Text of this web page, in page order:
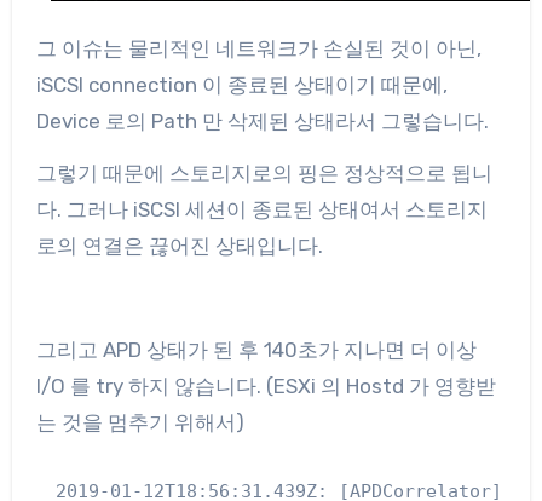
그 이슈는 물리적인 네트워크가 손실된 것이 아닌,
iSCSI connection 이 종료된 상태이기 때문에,
Device 로의 Path 만 삭제된 상태라서 그렇습니다.
그렇기 때문에 스토리지로의 핑은 정상적으로 됩니
다. 그러나 iSCSI 세션이 종료된 상태여서 스토리지
로의 연결은 끊어진 상태입니다.
그리고 APD 상태가 된 후 140초가 지나면 더 이상
I/O 를 try 하지 않습니다. (ESXi 의 Hostd 가 영향받
는 것을 멈추기 위해서)
2019-01-12T18:56:31.439Z: